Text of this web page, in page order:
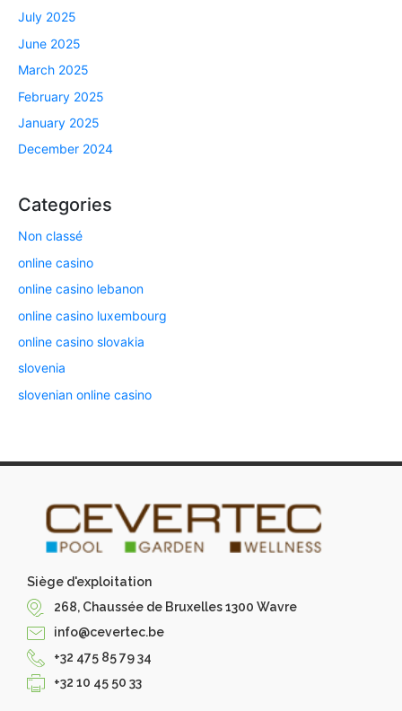
July 2025
June 2025
March 2025
February 2025
January 2025
December 2024
Categories
Non classé
online casino
online casino lebanon
online casino luxembourg
online casino slovakia
slovenia
slovenian online casino
Siège d'exploitation
268, Chaussée de Bruxelles 1300 Wavre
info@cevertec.be
+32 475 85 79 34
+32 10 45 50 33